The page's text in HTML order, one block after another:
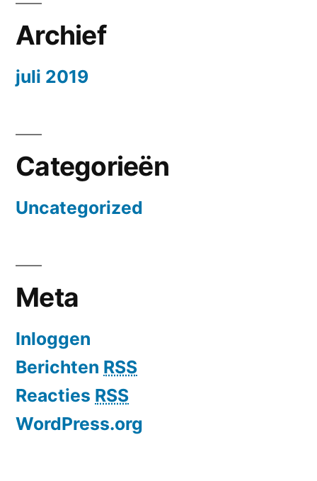
Archief
juli 2019
Categorieën
Uncategorized
Meta
Inloggen
Berichten RSS
Reacties RSS
WordPress.org